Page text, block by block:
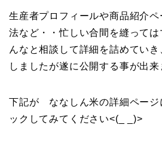
生産者プロフィールや商品紹介
法など・・忙しい合間を縫って
んなと相談して詳細を詰めてい
しましたが遂に公開する事が出来
下記が ななしん米の詳細ページ
ックしてみてください<(_ _)>